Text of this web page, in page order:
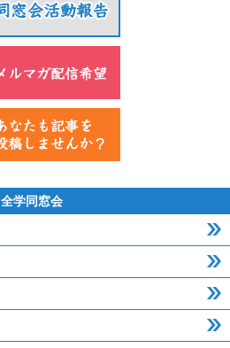
全学同窓会